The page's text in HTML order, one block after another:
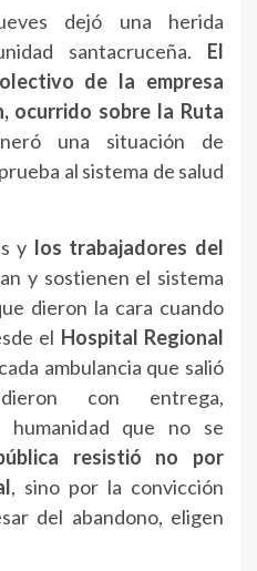
dejó una herida
santacruceña. El
de la empresa
ocurrido sobre la Ruta
una situación de
al sistema de salud
y los trabajadores del
y sostienen el sistema
dieron la cara cuando
el Hospital Regional
ambulancia que salió
con entrega,
humanidad que no se
resistió no por
, sino por la convicción
del abandono, eligen